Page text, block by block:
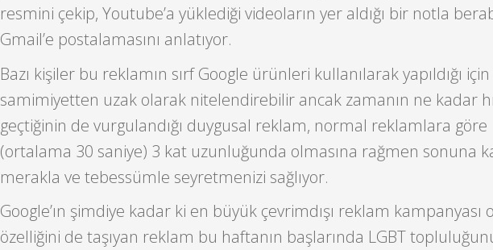
resmini çekip, Youtube’a yüklediği videoların yer aldığı bir notla
Gmail’e postalamasını anlatıyor.
Bazı kişiler bu reklamın sırf Google ürünleri kullanılarak yapıldığı için
samimiyetten uzak olarak nitelendirebilir ancak zamanın ne kadar
geçtiğinin de vurgulandığı duygusal reklam, normal reklamlara göre
(ortalama 30 saniye) 3 kat uzunluğunda olmasına rağmen sonuna
merakla ve tebessümle seyretmenizi sağlıyor.
Google’ın şimdiye kadar ki en büyük çevrimdışı reklam kampanyası
özelliğini de taşıyan reklam bu haftanın başlarında LGBT